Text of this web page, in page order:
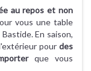
au repos et non
vous une table
En saison,
pour des
que vous